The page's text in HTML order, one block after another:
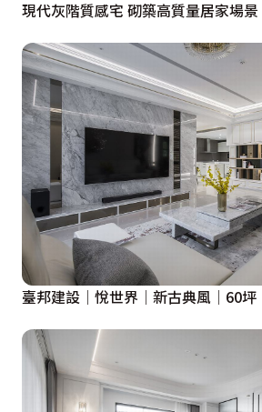
現代灰階質感宅 砌築高質量居
臺邦建設│悅世界│新古典風│60坪